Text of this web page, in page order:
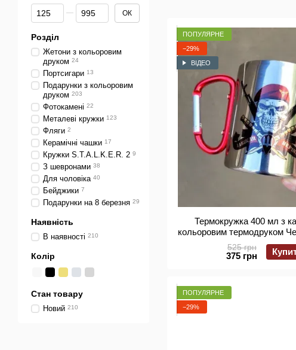
ПОПУЛЯРНЕ
−29%
ВІДЕО
Термокружка 400 мл з
кольоровим термодруком
+ Індивідуальний
525 грн
375 грн
ПОПУЛЯРНЕ
−29%
Від Ціна, грн
До Ціна, грн ОК
Розділ
Жетони з кольоровим
друком 24
Портсигари 13
Подарунки з кольоровим
друком 203
Фотокамені 22
Металеві кружки 123
Фляги 2
Керамічні чашки 17
Кружки S.T.A.L.K.E.R. 2 9
З шевронами 38
Для чоловіка 40
Бейджики 7
Подарунки на 8 березня 29
Наявність
В наявності 210
Колір
Стан товару
Новий 210